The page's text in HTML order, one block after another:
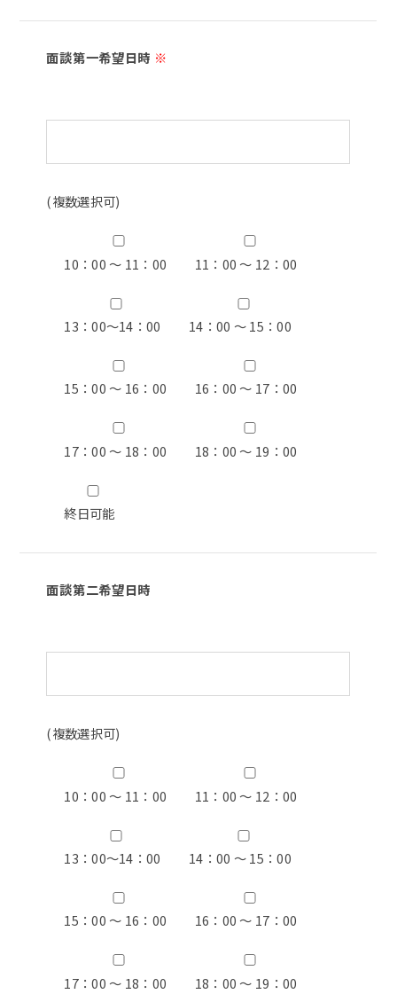
面談第一希望日時 ※
(複数選択可)
10：00 ～ 11：00 11：00 ～ 12：00
13：00〜14：00 14：00 ～ 15：00
15：00 ～ 16：00 16：00 ～ 17：00
17：00 ～ 18：00 18：00 ～ 19：00
終日可能
面談第二希望日時
(複数選択可)
10：00 ～ 11：00 11：00 ～ 12：00
13：00〜14：00 14：00 ～ 15：00
15：00 ～ 16：00 16：00 ～ 17：00
17：00 ～ 18：00 18：00 ～ 19：00